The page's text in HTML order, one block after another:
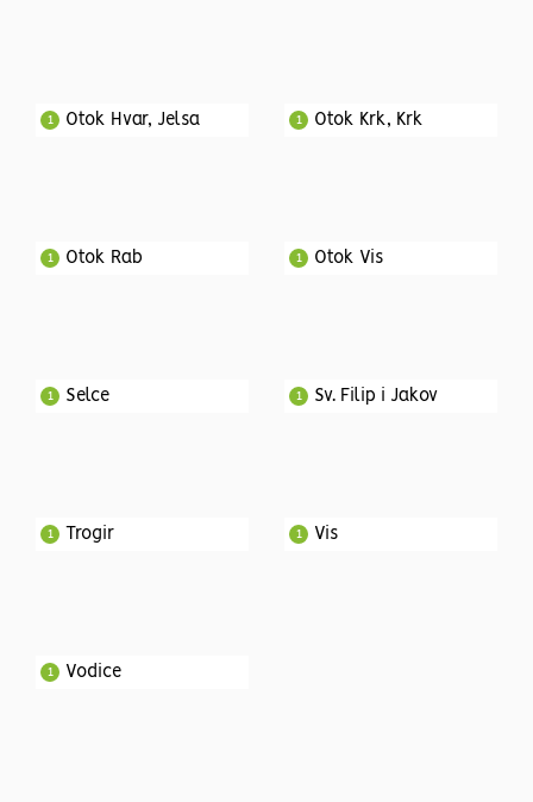
Otok Hvar, Jelsa
1 Otok Krk, Krk
1
Otok Rab
1 Otok Vis
1
Selce
1 Sv. Filip i Jakov
1
Trogir
1 Vis
1
Vodice
1